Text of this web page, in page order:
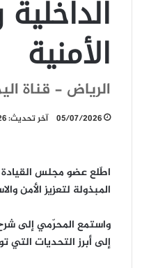
الأمنية
الرياض - قناة
05/07/2026 آخر تحديث: 05/07/2026
اطّلع عضو مجلس القيادة
المبذولة لتعزيز الأمن
واستمع المحرّمي إلى
إلى أبرز التحديات التي